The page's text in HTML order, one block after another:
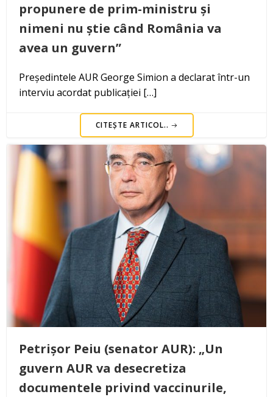
propunere de prim-ministru și
nimeni nu știe când România va
avea un guvern”
Președintele AUR George Simion a declarat într-un
interviu acordat publicației […]
CITEȘTE ARTICOL..
Petrișor Peiu (senator AUR): „Un
guvern AUR va desecretiza
documentele privind vaccinurile,